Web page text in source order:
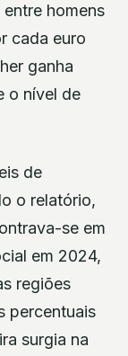
homens
cada euro
ganha
o nível de
de
o relatório,
se em
em 2024,
regiões
percentuais
surgia na